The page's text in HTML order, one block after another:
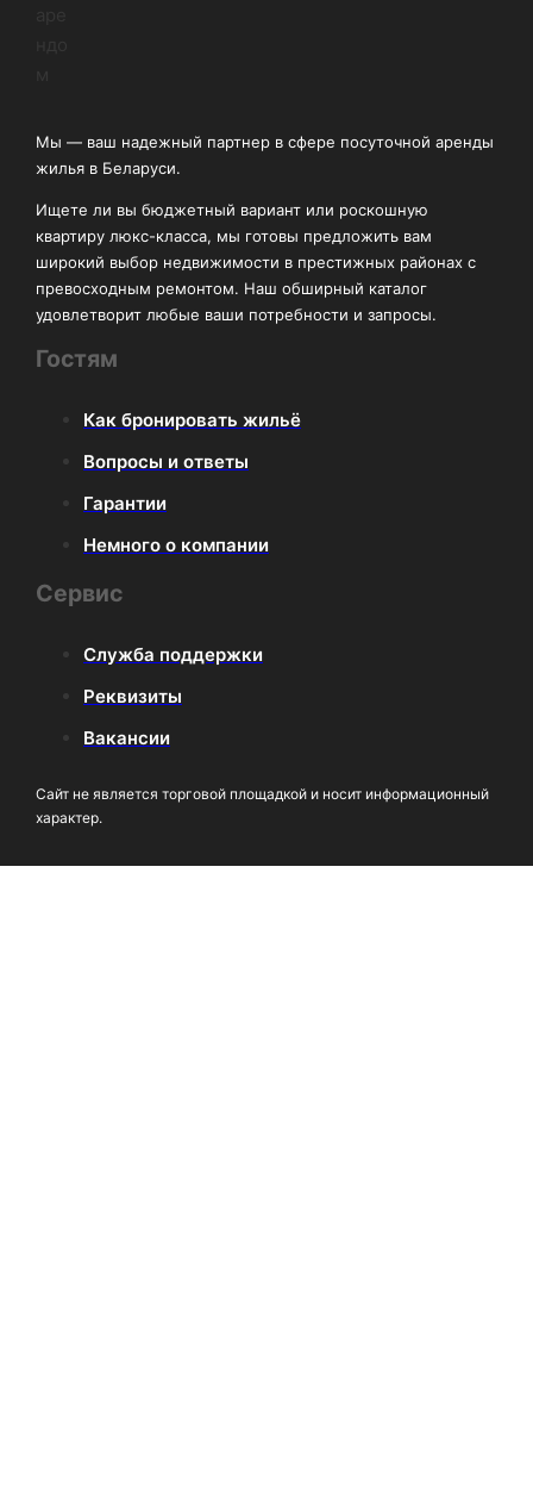
Мы — ваш надежный партнер в сфере посуточной аренды
жилья в Беларуси.
Ищете ли вы бюджетный вариант или роскошную
квартиру люкс-класса, мы готовы предложить вам
широкий выбор недвижимости в престижных районах с
превосходным ремонтом. Наш обширный каталог
удовлетворит любые ваши потребности и запросы.
Гостям
Как бронировать жильё
Вопросы и ответы
Гарантии
Немного о компании
Сервис
Служба поддержки
Реквизиты
Вакансии
Сайт не является торговой площадкой и носит информационный
характер.